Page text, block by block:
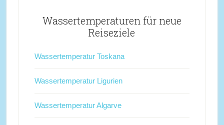
Wassertemperaturen für neue
Reiseziele
Wassertemperatur Toskana
Wassertemperatur Ligurien
Wassertemperatur Algarve